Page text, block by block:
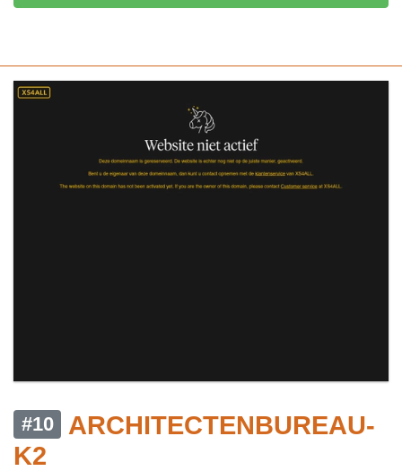
#10
ARCHITECTENBUREAU-
K2